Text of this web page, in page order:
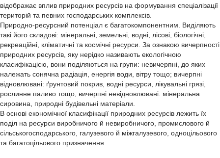
відображає вплив природних ресурсів на формування спеціалізації
територій та певних господарських комплексів.
Природно-ресурсний потенціал є багатокомпонентним. Виділяють
такі його складові: мінеральні, земельні, водні, лісові, біологічні,
рекреаційні, кліматичні та космічні ресурси. За ознакою вичерпності
природних ресурсів, яку нерідко називають екологічною
класифікацією, вони поділяються на групи: невичерпні, до яких
належать сонячна радіація, енергія води, вітру тощо; вичерпні
відновлювані: ґрунтовий покрив, водні ресурси, лікувальні грязі,
рослинне паливо тощо; вичерпні невідновлювані: мінеральна
сировина, природні будівельні матеріали.
В основі економічної класифікації природних ресурсів лежить їх
поділ на ресурси виробничого й невиробничого, промислового й
сільськогосподарського, галузевого й міжгалузевого, одноцільового
та багатоцільового призначення.